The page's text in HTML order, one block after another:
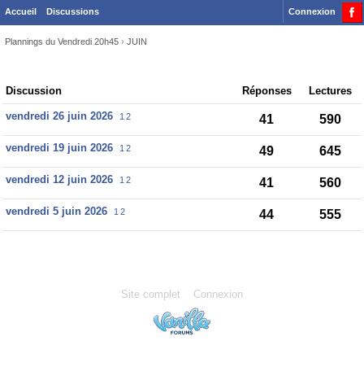
Accueil Discussions Connexion
Plannings du Vendredi 20h45 › JUIN
Discussion
List
Discussion Réponses Lectures
vendredi 26 juin 2026 1 2 41 590
vendredi 19 juin 2026 1 2 49 645
vendredi 12 juin 2026 1 2 41 560
vendredi 5 juin 2026 1 2 44 555
Site complet Connexion